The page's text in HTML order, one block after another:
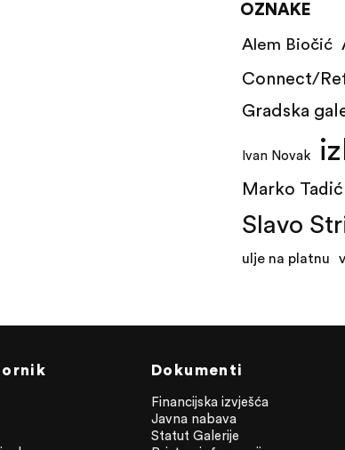
OZNAKE
Alem Biočić
Connect/
Gradska
Ivan Novak
Marko Tadić
Slavo
ulje na platnu
Dokumenti
Financijska izvješća
Javna nabava
Statut Galerije